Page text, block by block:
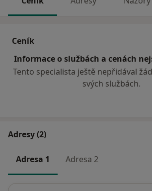
Ceník
Informace o službách a cenách
Tento specialista ještě nepřidával
svých službách.
Adresy (2)
Adresa 1 Adresa 2